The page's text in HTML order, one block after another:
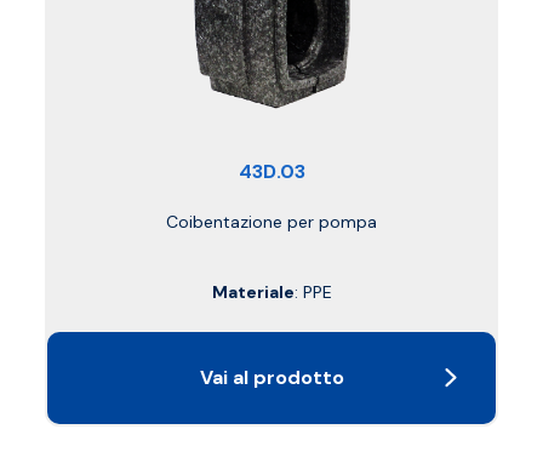
43D.03
Coibentazione per pompa
Materiale: PPE
Vai al prodotto